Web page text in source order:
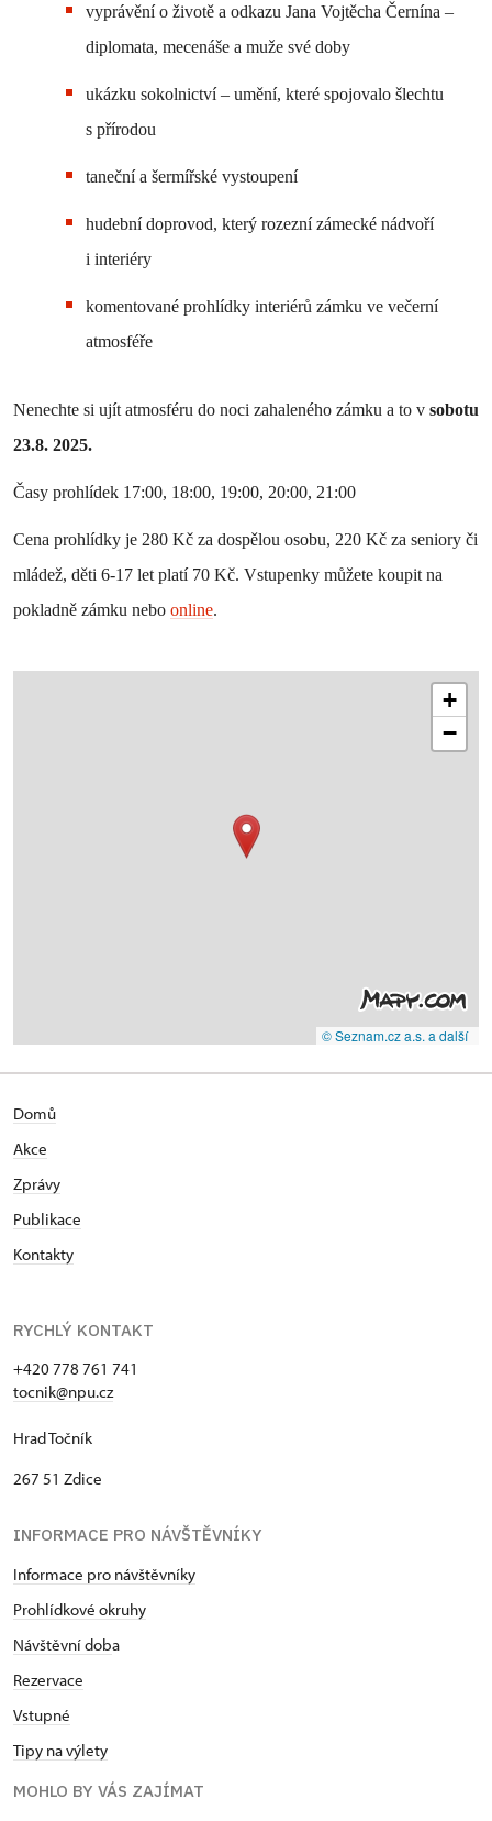
vyprávění o životě a odkazu Jana Vojtěcha Černína –
diplomata, mecenáše a muže své doby
ukázku sokolnictví – umění, které spojovalo šlechtu
s přírodou
taneční a šermířské vystoupení
hudební doprovod, který rozezní zámecké nádvoří
i interiéry
komentované prohlídky interiérů zámku ve večerní
atmosféře
Nenechte si ujít atmosféru do noci zahaleného zámku a to v sobotu
23.8. 2025.
Časy prohlídek 17:00, 18:00, 19:00, 20:00, 21:00
Cena prohlídky je 280 Kč za dospělou osobu, 220 Kč za seniory či
mládež, děti 6-17 let platí 70 Kč. Vstupenky můžete koupit na
pokladně zámku nebo online.
+
−
© Seznam.cz a.s. a další
Domů
Akce
Zprávy
Publikace
Kontakty
RYCHLÝ KONTAKT
+420 778 761 741
tocnik@npu.cz
Hrad Točník
267 51 Zdice
INFORMACE PRO NÁVŠTĚVNÍKY
Informace pro návštěvníky
Prohlídkové okruhy
Návštěvní doba
Rezervace
Vstupné
Tipy na výlety
MOHLO BY VÁS ZAJÍMAT